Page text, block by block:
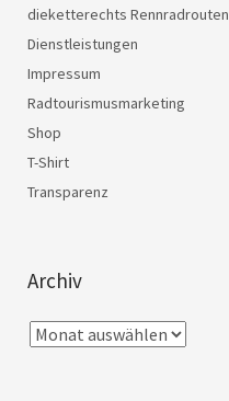
dieketterechts Rennradrouten
Dienstleistungen
Impressum
Radtourismusmarketing
Shop
T-Shirt
Transparenz
Archiv